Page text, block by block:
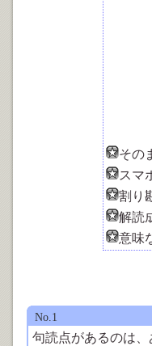
その
スマ
割り
解読
意味
No.1
句読点があるのは